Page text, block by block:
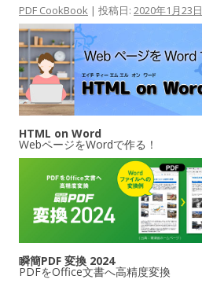
PDF CookBook | 投稿日: 2020年1月23日
HTML on Word
WebページをWordで作る！
瞬簡PDF 変換 2024
PDFをOffice文書へ高精度変換